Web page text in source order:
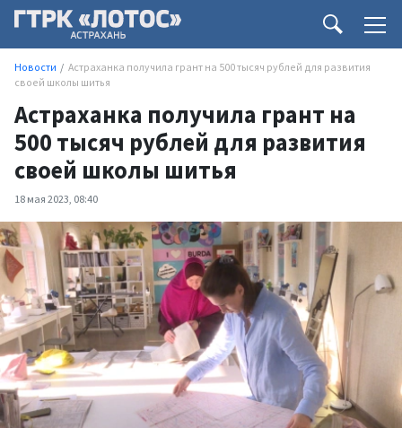
Новости
Астраханка получила грант на 500 тысяч рублей для развития
своей школы шитья
Астраханка получила грант на
500 тысяч рублей для развития
своей школы шитья
18 мая 2023, 08:40